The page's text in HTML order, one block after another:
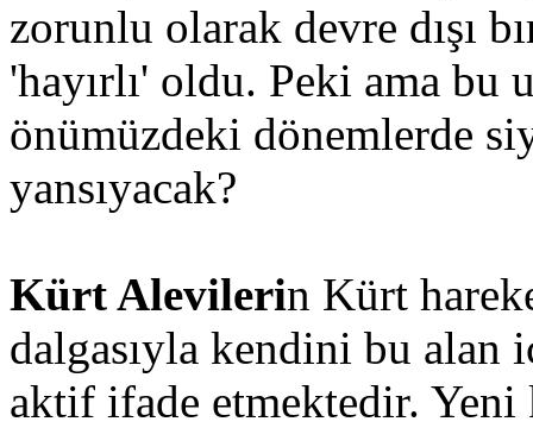
zorunlu olarak devre dışı
'hayırlı' oldu. Peki ama bu
önümüzdeki dönemlerde
yansıyacak?
Kürt Alevilerin Kürt
dalgasıyla kendini bu alan
aktif ifade etmektedir.